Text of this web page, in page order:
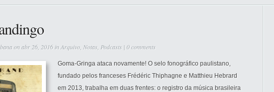
on abr 26, 2016 inArquivo Notas Podcasts | 0 comments
Goma-Gringa ataca novamente! O selo fonográfico paulistano,
fundado pelos franceses Frédéric Thiphagne e Matthieu Hebrard
em 2013, trabalha em duas frentes: o registro da música brasileira